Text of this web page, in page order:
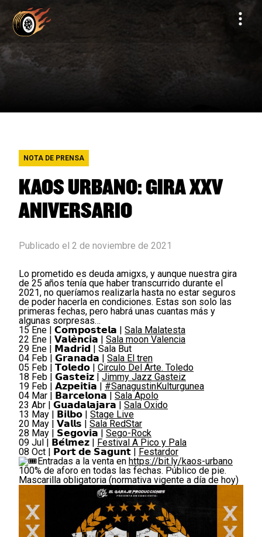
NOTA DE PRENSA
KAOS URBANO: GIRA XXV
ANIVERSARIO
Publicado el 2 de noviembre de 2021
Lo prometido es deuda amigxs, y aunque nuestra gira
de 25 años tenía que haber transcurrido durante el
2021, no queríamos realizarla hasta no estar seguros
de poder hacerla en condiciones. Estas son solo las
primeras fechas, pero habrá unas cuantas más y
algunas sorpresas…
15 Ene | 𝗖𝗼𝗺𝗽𝗼𝘀𝘁𝗲𝗹𝗮 | Sala Malatesta
22 Ene | 𝗩𝗮𝗹𝗲̀𝗻𝗰𝗶𝗮 | Sala moon Valencia
29 Ene | 𝗠𝗮𝗱𝗿𝗶𝗱 | Sala But
04 Feb | 𝗚𝗿𝗮𝗻𝗮𝗱𝗮 | Sala El tren
05 Feb | 𝗧𝗼𝗹𝗲𝗱𝗼 | Circulo Del Arte. Toledo
18 Feb | 𝗚𝗮𝘀𝘁𝗲𝗶𝘇 | Jimmy Jazz Gasteiz
19 Feb | 𝗔𝘇𝗽𝗲𝗶𝘁𝗶𝗮 | #SanagustinKulturgunea
04 Mar | 𝗕𝗮𝗿𝗰𝗲𝗹𝗼𝗻𝗮 | Sala Apolo
23 Abr | 𝗚𝘂𝗮𝗱𝗮𝗹𝗮𝗷𝗮𝗿𝗮 | Sala Oxido
13 May | 𝗕𝗶𝗹𝗯𝗼 | Stage Live
20 May | 𝗩𝗮𝗹𝗹𝘀 | Sala RedStar
28 May | 𝗦𝗲𝗴𝗼𝘃𝗶𝗮 | Sego-Rock
09 Jul | 𝗕𝗲́𝗹𝗺𝗲𝘇 | Festival A Pico y Pala
08 Oct | 𝗣𝗼𝗿𝘁 𝗱𝗲 𝗦𝗮𝗴𝘂𝗻𝘁 | Festardor
Entradas a la venta en https://bit.ly/kaos-urbano
100% de aforo en todas las fechas. Público de pie.
Mascarilla obligatoria (normativa vigente a día de hoy)